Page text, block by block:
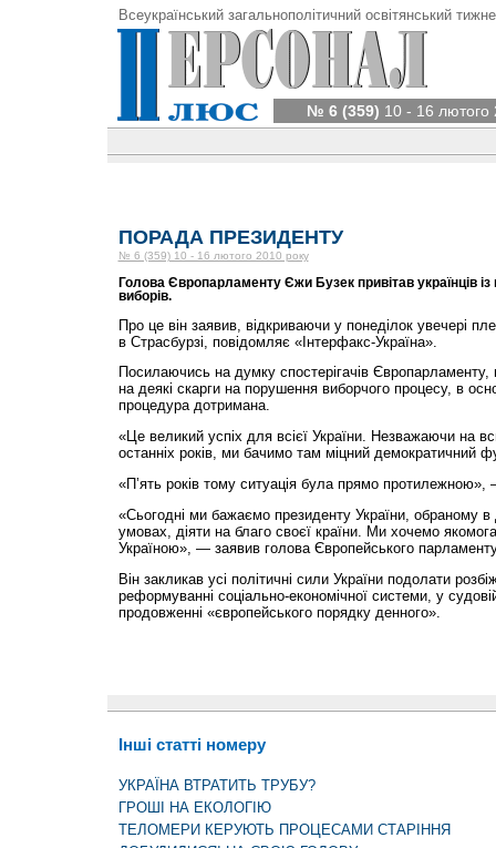
Всеукраїнський загальнополітичний освітянський
№ 6 (359) 10 - 16 лютого
ПОРАДА ПРЕЗИДЕНТУ
№ 6 (359) 10 - 16 лютого 2010 року
Голова Європарламенту Єжи Бузек привітав українців
виборів.
Про це він заявив, відкриваючи у понеділок увечері
в Страсбурзі, повідомляє «Інтерфакс-Україна».
Посилаючись на думку спостерігачів
на деякі скарги на порушення виборчого процесу, в
процедура дотримана.
«Це великий успіх для всієї України. Незважаючи на
останніх років, ми бачимо там міцний демократичний
«П’ять років тому ситуація була прямо протилежною»,
«Сьогодні ми бажаємо президенту України, обраному в
умовах, діяти на благо своєї країни. Ми хочемо
Україною», — заявив голова Європейського
Він закликав усі політичні сили України подолати
реформуванні соціально-економічної системи, у
продовженні «європейського порядку денного».
Інші статті номеру
УКРАЇНА ВТРАТИТЬ ТРУБУ?
ГРОШІ НА ЕКОЛОГІЮ
ТЕЛОМЕРИ КЕРУЮТЬ ПРОЦЕСАМИ СТАРІННЯ